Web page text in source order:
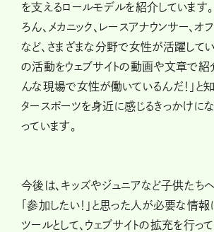
を支えるロールモデルを紹介しています。
ろん、メカニック、レースアナウンサー、オ
など、さまざまな分野で女性が活躍して
の活動をウェブサイトの動画や文章で紹介
んな現場で女性が働いているんだ！」と知
タースポーツを身近に感じるきっかけに
っています。
今後は、キッズやジュニアなど子供たち
「参加したい！」と思った人が必要な情
ツールとして、ウェブサイトの拡充を行っ